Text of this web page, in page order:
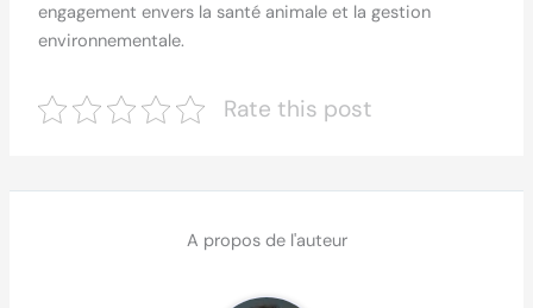
engagement envers la santé animale et la gestion
environnementale.
Rate this post
A propos de l'auteur